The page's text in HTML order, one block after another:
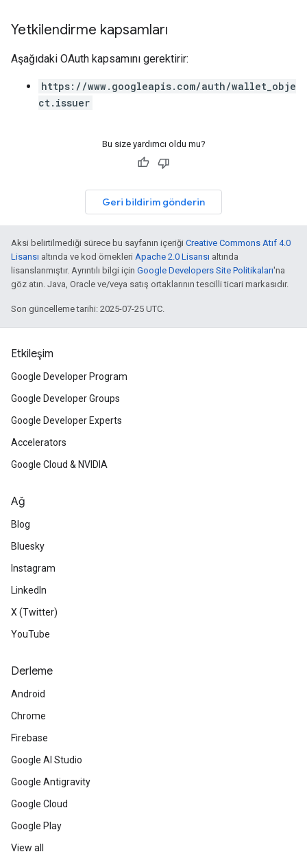
Yetkilendirme kapsamları
Aşağıdaki OAuth kapsamını gerektirir:
https://www.googleapis.com/auth/wallet_obje
ct.issuer
Bu size yardımcı oldu mu?
Geri bildirim gönderin
Aksi belirtilmediği sürece bu sayfanın içeriği Creative Commons Atıf 4.0
Lisansı altında ve kod örnekleri Apache 2.0 Lisansı altında
lisanslanmıştır. Ayrıntılı bilgi için Google Developers Site Politikaları'na
göz atın. Java, Oracle ve/veya satış ortaklarının tescilli ticari markasıdır.
Son güncelleme tarihi: 2025-07-25 UTC.
Etkileşim
Google Developer Program
Google Developer Groups
Google Developer Experts
Accelerators
Google Cloud & NVIDIA
Ağ
Blog
Bluesky
Instagram
LinkedIn
X (Twitter)
YouTube
Derleme
Android
Chrome
Firebase
Google AI Studio
Google Antigravity
Google Cloud
Google Play
View all